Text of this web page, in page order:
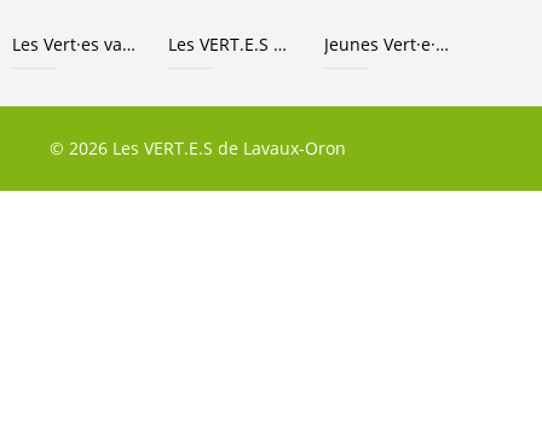
Les Vert·es vaudois·es Les VERT.E.S Jeunes Vert·e·x·s
© 2026 Les VERT.E.S de Lavaux-Oron